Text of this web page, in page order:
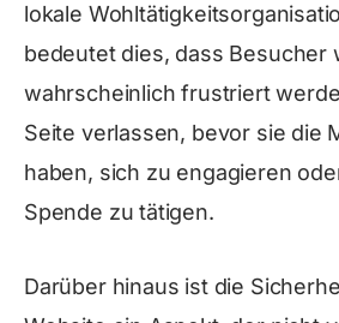
lokale
bedeutet dies, dass Besucher
wahrscheinlich frustriert
Seite verlassen, bevor sie die
haben, sich zu engagieren
Spende zu tätigen.
Darüber hinaus ist die